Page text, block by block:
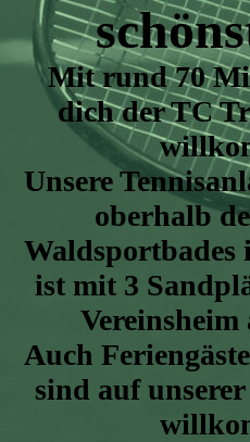
Mit rund 70
dich der TC
Unsere
oberhalb
Waldsportbades
ist mit 3
Vereinsheim
Auch
sind auf